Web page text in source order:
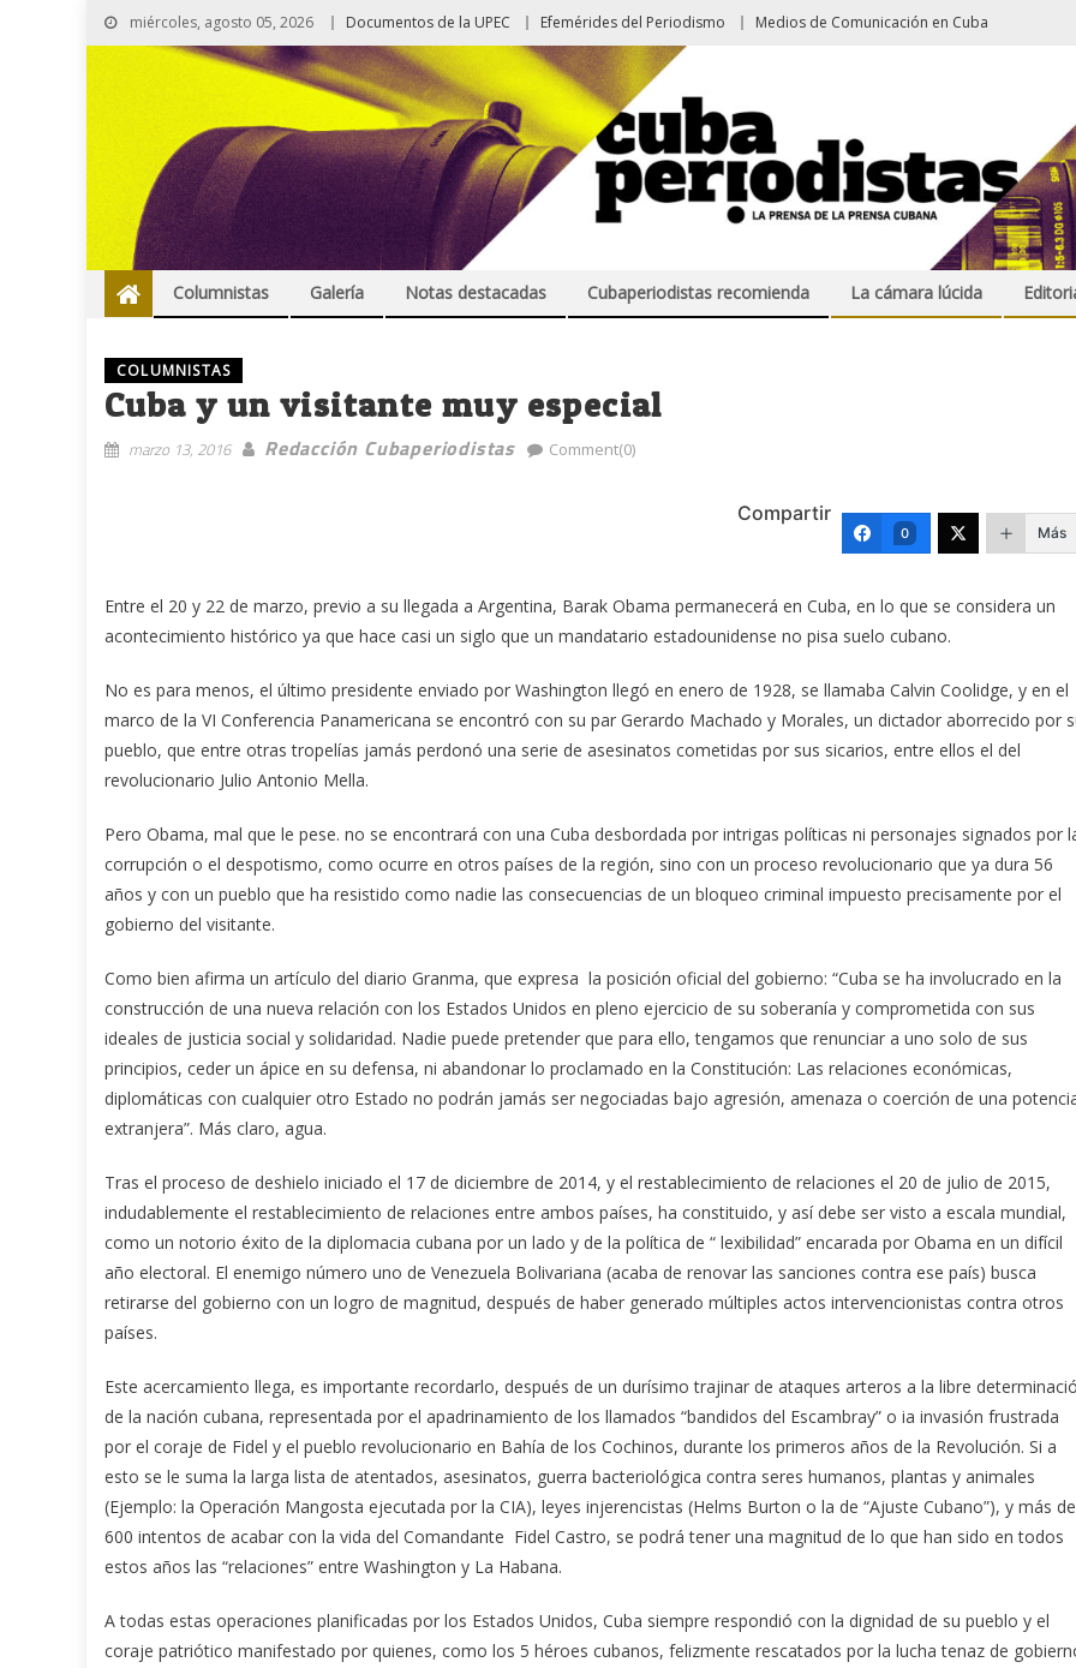
miércoles, agosto 05, 2026 Documentos de la UPEC Efemérides del Periodismo Medios de Comunicación en Cuba
Columnistas Galería Notas destacadas Cubaperiodistas recomienda La cámara lúcida
COLUMNISTAS
Cuba y un visitante muy especial
marzo 13, 2016 Redacción Cubaperiodistas Comment(0)
Compartir
0 Más
Entre el 20 y 22 de marzo, previo a su llegada a Argentina, Barak Obama permanecerá en Cuba, en lo que se considera un
acontecimiento histórico ya que hace casi un siglo que un mandatario estadounidense no pisa suelo cubano.
No es para menos, el último presidente enviado por Washington llegó en enero de 1928, se llamaba Calvin Coolidge, y en el
marco de la VI Conferencia Panamericana se encontró con su par Gerardo Machado y Morales, un dictador aborrecido por
pueblo, que entre otras tropelías jamás perdonó una serie de asesinatos cometidas por sus sicarios, entre ellos el del
revolucionario Julio Antonio Mella.
Pero Obama, mal que le pese. no se encontrará con una Cuba desbordada por intrigas políticas ni personajes signados por
corrupción o el despotismo, como ocurre en otros países de la región, sino con un proceso revolucionario que ya dura 56
años y con un pueblo que ha resistido como nadie las consecuencias de un bloqueo criminal impuesto precisamente por el
gobierno del visitante.
Como bien afirma un artículo del diario Granma, que expresa la posición oficial del gobierno: “Cuba se ha involucrado en la
construcción de una nueva relación con los Estados Unidos en pleno ejercicio de su soberanía y comprometida con sus
ideales de justicia social y solidaridad. Nadie puede pretender que para ello, tengamos que renunciar a uno solo de sus
principios, ceder un ápice en su defensa, ni abandonar lo proclamado en la Constitución: Las relaciones económicas,
diplomáticas con cualquier otro Estado no podrán jamás ser negociadas bajo agresión, amenaza o coerción de una
extranjera”. Más claro, agua.
Tras el proceso de deshielo iniciado el 17 de diciembre de 2014, y el restablecimiento de relaciones el 20 de julio de 2015,
indudablemente el restablecimiento de relaciones entre ambos países, ha constituido, y así debe ser visto a escala mundial,
como un notorio éxito de la diplomacia cubana por un lado y de la política de “ lexibilidad” encarada por Obama en un difícil
año electoral. El enemigo número uno de Venezuela Bolivariana (acaba de renovar las sanciones contra ese país) busca
retirarse del gobierno con un logro de magnitud, después de haber generado múltiples actos intervencionistas contra otros
países.
Este acercamiento llega, es importante recordarlo, después de un durísimo trajinar de ataques arteros a la libre
de la nación cubana, representada por el apadrinamiento de los llamados “bandidos del Escambray” o ia invasión frustrada
por el coraje de Fidel y el pueblo revolucionario en Bahía de los Cochinos, durante los primeros años de la Revolución. Si a
esto se le suma la larga lista de atentados, asesinatos, guerra bacteriológica contra seres humanos, plantas y animales
(Ejemplo: la Operación Mangosta ejecutada por la CIA), leyes injerencistas (Helms Burton o la de “Ajuste Cubano”), y más de
600 intentos de acabar con la vida del Comandante Fidel Castro, se podrá tener una magnitud de lo que han sido en todos
estos años las “relaciones” entre Washington y La Habana.
A todas estas operaciones planificadas por los Estados Unidos, Cuba siempre respondió con la dignidad de su pueblo y el
coraje patriótico manifestado por quienes, como los 5 héroes cubanos, felizmente rescatados por la lucha tenaz de